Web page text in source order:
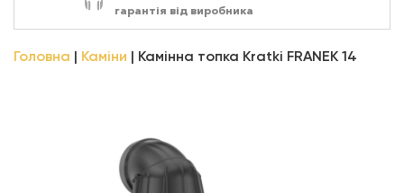
гарантія від виробника
Головна Каміни Камінна топка Kratki FRANEK 14